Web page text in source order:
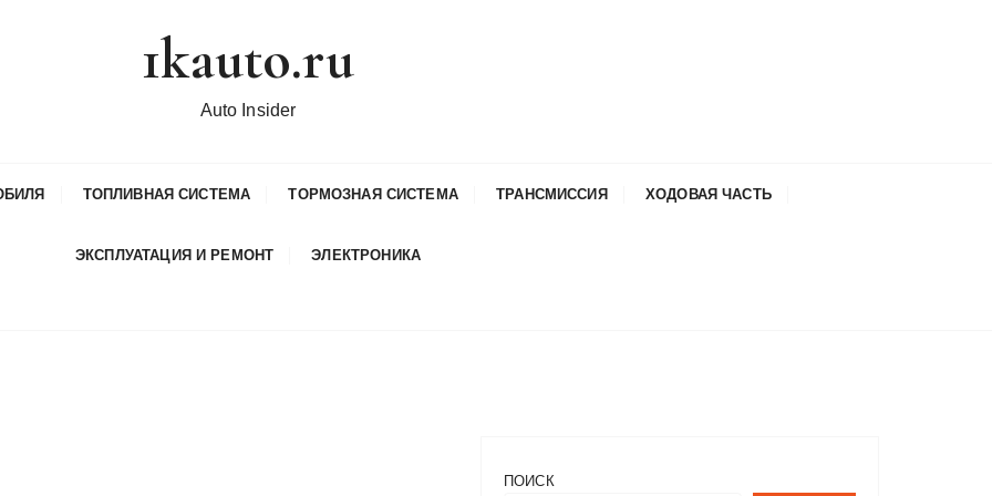
1kauto.ru
Auto Insider
ТОПЛИВНАЯ СИСТЕМА ТОРМОЗНАЯ СИСТЕМА ТРАНСМИССИЯ ХОДОВАЯ ЧАСТЬ
ЭКСПЛУАТАЦИЯ И РЕМОНТ ЭЛЕКТРОНИКА
ПОИСК